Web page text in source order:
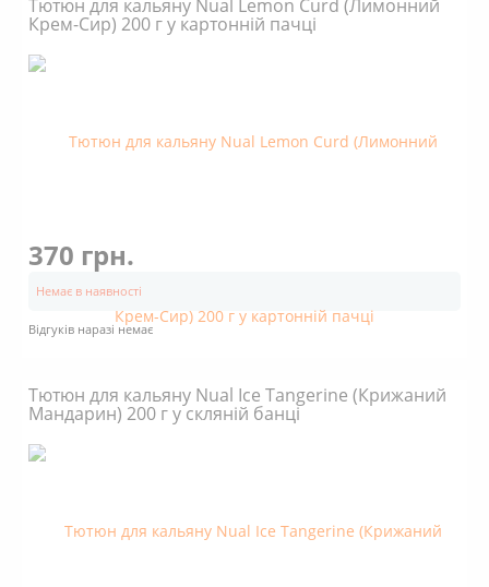
Тютюн для кальяну Nual Lemon Curd (Лимонний
Крем-Сир) 200 г у картонній пачці
370 грн.
Немає в наявності
Відгуків наразі немає
Тютюн для кальяну Nual Ice Tangerine (Крижаний
Мандарин) 200 г у скляній банці